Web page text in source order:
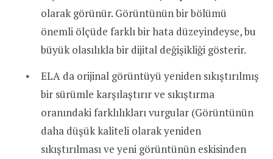
olarak görünür. Görüntünün bir bölümü
önemli ölçüde farklı bir hata düzeyindeyse, bu
büyük olasılıkla bir dijital değişikliği gösterir.
ELA da orijinal görüntüyü yeniden sıkıştırılmış
bir sürümle karşılaştırır ve sıkıştırma
oranındaki farklılıkları vurgular (Görüntünün
daha düşük kaliteli olarak yeniden
sıkıştırılması ve yeni görüntünün eskisinden